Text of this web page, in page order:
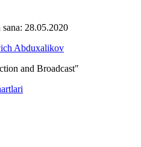
28.05.2020
Abduxalikov
and Broadcast"